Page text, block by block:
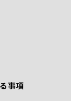
事項